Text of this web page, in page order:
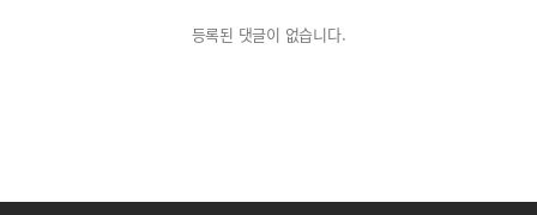
등록된 댓글이 없습니다.